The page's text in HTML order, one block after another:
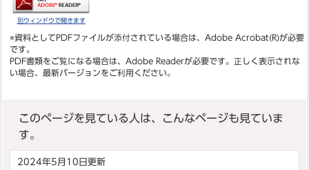
別ウィンドウで開きます
※資料としてPDFファイルが添付されている場合は、 Adobe Acrobat(R)が必要
です。
PDF書類をご覧になる場合は、 Adobe Readerが必要です。正しく表示されな
い場合、最新バージョンをご利用ください。
このページを見ている人は、こんなページも見ていま
す。
2024年5月10日更新